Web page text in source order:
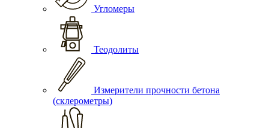
Угломеры
Теодолиты
Измерители прочности бетона
(склерометры)